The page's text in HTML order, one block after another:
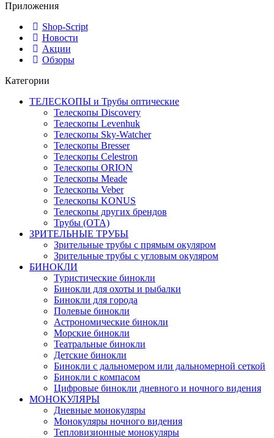
Приложения
Shop-Script
Новости
Акции
Обзоры
Категории
ТЕЛЕСКОПЫ и Трубы оптические
Телескопы Discovery
Телескопы Levenhuk
Телескопы Sky-Watcher
Телескопы Bresser
Телескопы Celestron
Телескопы ORION
Телескопы Meade
Телескопы Veber
Телескопы KONUS
Телескопы других брендов
Трубы (ОТА)
ЗРИТЕЛЬНЫЕ ТРУБЫ
Зрительные трубы с прямым окуляром
Зрительные трубы с угловым окуляром
БИНОКЛИ
Туристические бинокли
Бинокли для охоты и рыбалки
Бинокли для города
Полевые бинокли
Астрономические бинокли
Морские бинокли
Театральные бинокли
Детские бинокли
Бинокли с дальномером или дальномерной сеткой
Бинокли с компасом
Цифровые бинокли дневного и ночного видения
МОНОКУЛЯРЫ
Дневные монокуляры
Монокуляры ночного видения
Тепловизионные монокуляры